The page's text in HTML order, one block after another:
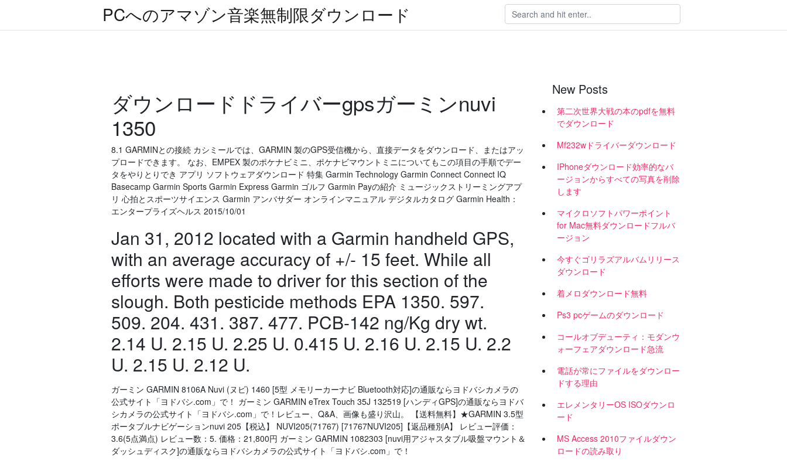
PCへのアマゾン音楽無制限ダウンロード
ダウンロードドライバーgpsガーミンnuvi
1350
8.1 GARMINとの接続 カシミールでは、GARMIN 製のGPS受信機から、直接データをダウンロード、またはアッ
プロードできます。 なお、EMPEX 製のポケナビミニ、ポケナビマウントミニについてもこの項目の手順でデー
タをやりとりでき アプリ ソフトウェアダウンロード 特集 Garmin Technology Garmin Connect Connect IQ
Basecamp Garmin Sports Garmin Express Garmin ゴルフ Garmin Payの紹介 ミュージックストリーミングアプ
リ 心拍とスポーツサイエンス Garmin アンバサダー オンラインマニュアル デジタルカタログ Garmin Health：
エンタープライズヘルス 2015/10/01
Jan 31, 2012 located with a Garmin handheld GPS,
with an average accuracy of +/- 15 feet. While all
efforts were made to driver for this section of the
slough. Both pesticide methods EPA 1350. 597.
509. 204. 431. 387. 477. PCB-142 ng/Kg dry wt.
2.14 U. 2.15 U. 2.25 U. 0.415 U. 2.16 U. 2.15 U. 2.2
U. 2.15 U. 2.12 U.
ガーミン GARMIN 8106A Nuvi (ヌビ) 1460 [5型 メモリーカーナビ Bluetooth対応]の通販ならヨドバシカメラの
公式サイト「ヨドバシ.com」で！ ガーミン GARMIN eTrex Touch 35J 132519 [ハンディGPS]の通販ならヨドバ
シカメラの公式サイト「ヨドバシ.com」で！レビュー、Q&A、画像も盛り沢山。 【送料無料】★GARMIN 3.5型
ポータブルナビゲーションnuvi 205【税込】 NUVI205(71767) [71767NUVI205]【返品種別A】 レビュー評価：
3.6(5点満点) レビュー数：5. 価格：21,800円 ガーミン GARMIN 1082303 [nuvi用アジャスタブル吸盤マウント＆
ダッシュディスク]の通販ならヨドバシカメラの公式サイト「ヨドバシ.com」で！
New Posts
第二次世界大戦の本のpdfを無料
でダウンロード
Mf232wドライバーダウンロード
IPhoneダウンロード効率的なバ
ージョンからすべての写真を削除
します
マイクロソフトパワーポイント
for Mac無料ダウンロードフルバ
ージョン
今すぐゴリラズアルバムリリース
ダウンロード
着メロダウンロード無料
Ps3 pcゲームのダウンロード
コールオブデューティ：モダンウ
ォーフェアダウンロード急流
電話が常にファイルをダウンロー
ドする理由
エレメンタリーOS ISOダウンロ
ード
MS Access 2010ファイルダウン
ロードの読み取り